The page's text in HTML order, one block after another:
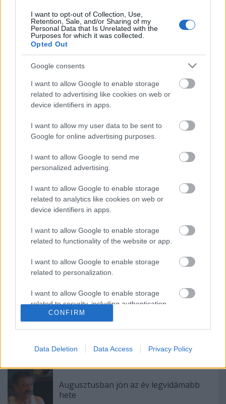
I want to opt-out of Collection, Use,
Retention, Sale, and/or Sharing of my
Personal Data that Is Unrelated with the
Purposes for which it was collected.
Opted Out
Google consents
I want to allow Google to enable storage
related to advertising like cookies on web or
device identifiers in apps.
I want to allow my user data to be sent to
Google for online advertising purposes.
I want to allow Google to send me
personalized advertising.
I want to allow Google to enable storage
related to analytics like cookies on web or
device identifiers in apps.
I want to allow Google to enable storage
related to functionality of the website or app.
I want to allow Google to enable storage
related to personalization.
I want to allow Google to enable storage
related to security, including authentication
functionality and fraud prevention, and other
CONFIRM
Data Deletion Data Access Privacy Policy
Villámrandira is várják a látogatókat két új
előadásuk, az Operett és a Szentivánéji álom
szereplőivel. Nyílt próbát tart Vidnyánszky Attila
Molnár Ferenc Fehér felhő című művéből és a nézők
betekinthetnek az őszi gyerekelőadás, az Egerek
rajzverseny is várja a gyerekeket a nyílt napon.
A Színházak éjszakája és a nyílt nap programjai
közben az elmúlt napokban elhunyt két neves
színművészre, a nemzet színészeire, Avar Istvánra és
Sztankay Istvánra is emlékezhetnek a nézők.
Sztankay István és Avar István fényképét az
előcsarnokban helyezik el, itt róhatják le
kegyeletüket a nemzeti színészeinek tisztelői. egy-
egy szál virággal.
A teljes programot a Nemzeti honlapján
Ajánlott bejegyzések:
Augusztusban jön az év legvidámabb
hete